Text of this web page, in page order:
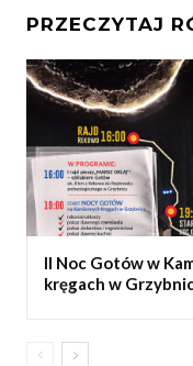
PRZECZYTAJ
II Noc Gotów w
kręgach w